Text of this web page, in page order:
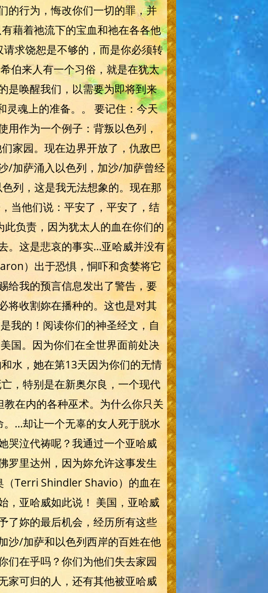
的行为，悔改你们一切的罪，并
藉着祂流下的宝血和祂在各各他
求饶恕是不够的，而是你必须转
伯来人有一个习俗，就是在犹太
是唤醒我们，以需要为即将到来
魂上的准备。。 要记住：今天
用作为一个例子：背叛以色列，
家园。现在边界开放了，仇敌巴
/加萨涌入以色列，加沙/加萨曾经
列，这是我无法想象的。现在那
当他们说：平安了，平安了，结
此负责，因为犹太人的血在你们的
。这是悲哀的事实…亚哈威并没有
）出于恐惧，恫吓和贪婪将它
给我的预言信息发出了警告，要
将收割妳在播种的。这也是对其
我的！阅读你们的神圣经文，自
国。因为你们在全世界面前处决
水，她在第13天因为你们的无情
，特别是在新奥尔良，一个现代
在内的各种巫术。为什么你只关
…却让一个无辜的女人死于脱水
哭泣代祷呢？我通过一个亚哈威
罗里达州，因为妳允许这事发生
（Terri Shindler Shavio）的血在
，亚哈威如此说！ 美国，亚哈威
了妳的最后机会，经历所有这些
沙/加萨和以色列西岸的百姓在他
们在乎吗？你们为他们失去家园
家可归的人，还有其他被亚哈威